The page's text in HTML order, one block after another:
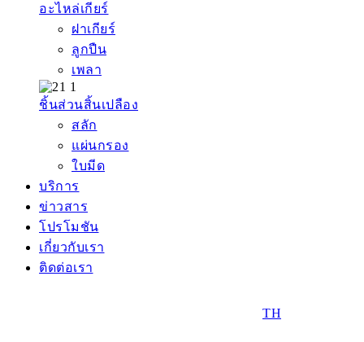
อะไหล่เกียร์
ฝาเกียร์
ลูกปืน
เพลา
ชิ้นส่วนสิ้นเปลือง
สลัก
แผ่นกรอง
ใบมีด
บริการ
ข่าวสาร
โปรโมชัน
เกี่ยวกับเรา
ติดต่อเรา
TH